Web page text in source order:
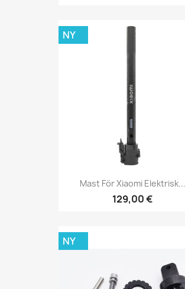
Mast För Xiaomi Elektrisk...
129,00 €
NY
NY